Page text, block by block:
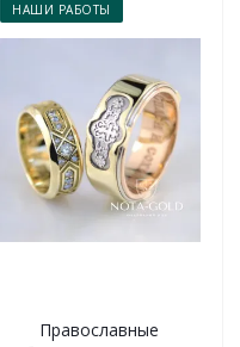
НАШИ РАБОТЫ
Православные